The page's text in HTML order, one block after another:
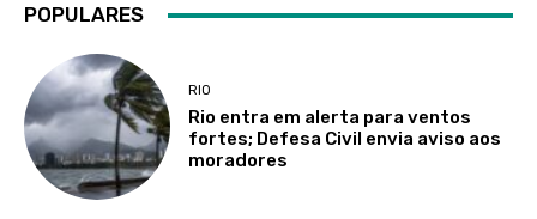
POPULARES
RIO
Rio entra em alerta para ventos
fortes; Defesa Civil envia aviso aos
moradores